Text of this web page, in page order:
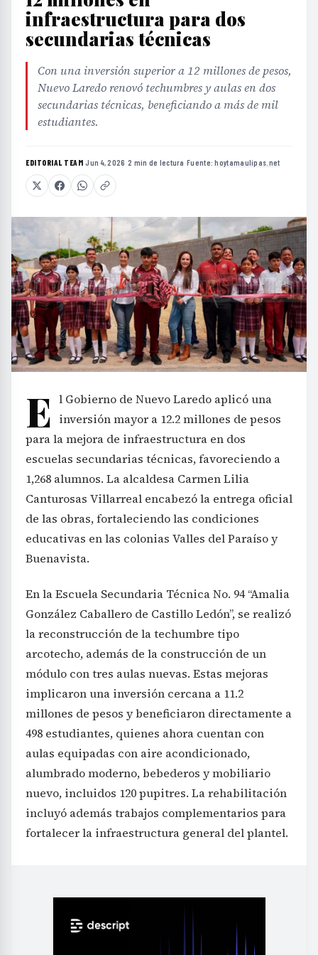
infraestructura para dos
secundarias técnicas
Con una inversión superior a 12 millones de pesos,
Nuevo Laredo renovó techumbres y aulas en dos
secundarias técnicas, beneficiando a más de mil
estudiantes.
EDITORIAL TEAM·Jun 4, 2026 ·2 min de lectura ·Fuente:hoytamaulipas.net
E l Gobierno de Nuevo Laredo aplicó una
inversión mayor a 12.2 millones de pesos
para la mejora de infraestructura en dos
escuelas secundarias técnicas, favoreciendo a
1,268 alumnos. La alcaldesa Carmen Lilia
Canturosas Villarreal encabezó la entrega oficial
de las obras, fortaleciendo las condiciones
educativas en las colonias Valles del Paraíso y
Buenavista.
En la Escuela Secundaria Técnica No. 94 “Amalia
González Caballero de Castillo Ledón”, se realizó
la reconstrucción de la techumbre tipo
arcotecho, además de la construcción de un
módulo con tres aulas nuevas. Estas mejoras
implicaron una inversión cercana a 11.2
millones de pesos y beneficiaron directamente a
498 estudiantes, quienes ahora cuentan con
aulas equipadas con aire acondicionado,
alumbrado moderno, bebederos y mobiliario
nuevo, incluidos 120 pupitres. La rehabilitación
incluyó además trabajos complementarios para
fortalecer la infraestructura general del plantel.